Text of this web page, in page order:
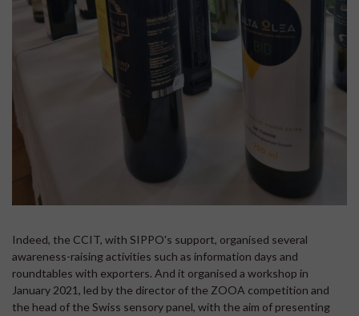
Indeed, the CCIT, with SIPPO's support, organised several
awareness-raising activities such as information days and
roundtables with exporters. And it organised a workshop in
January 2021, led by the director of the ZOOA competition and
the head of the Swiss sensory panel, with the aim of presenting